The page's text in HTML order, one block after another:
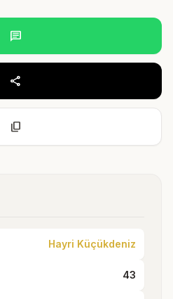
chat
share
content_copy
Hayri Küçükdeniz
43